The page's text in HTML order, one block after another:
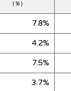
（％）
7.8%
4.2%
7.5%
3.7%